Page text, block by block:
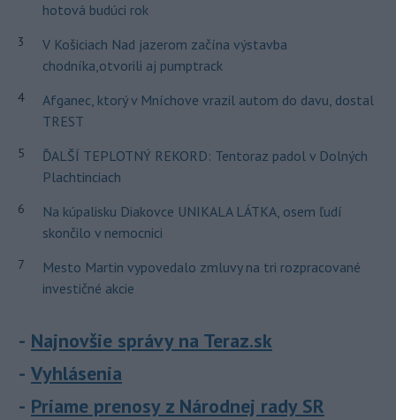
hotová budúci rok
3
V Košiciach Nad jazerom začína výstavba
chodníka,otvorili aj pumptrack
4
Afganec, ktorý v Mníchove vrazil autom do davu, dostal
TREST
5
ĎALŠÍ TEPLOTNÝ REKORD: Tentoraz padol v Dolných
Plachtinciach
6
Na kúpalisku Diakovce UNIKALA LÁTKA, osem ľudí
skončilo v nemocnici
7
Mesto Martin vypovedalo zmluvy na tri rozpracované
investičné akcie
Najnovšie správy na Teraz.sk
Vyhlásenia
Priame prenosy z Národnej rady SR